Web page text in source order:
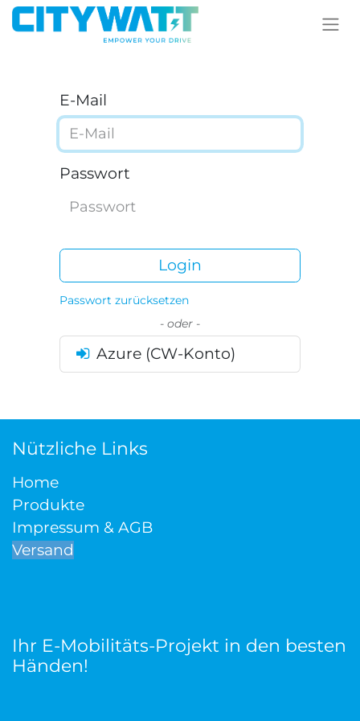
E-Mail
Passwort
Login
Passwort zurücksetzen
- oder -
Azure (CW-Konto)
Nützliche Links
Home
Produkte
Impressum & AGB
Versand
Ihr E-Mobilitäts-Projekt in den besten
Händen!